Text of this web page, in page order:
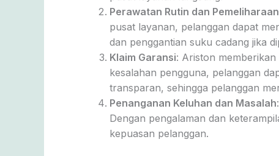
Perawatan Rutin dan Pemeliharaan
pusat layanan, pelanggan dapat
dan penggantian suku cadang jika
Klaim Garansi: Ariston
kesalahan pengguna, pelanggan
transparan, sehingga pelanggan
Penanganan Keluhan dan Masalah
Dengan pengalaman dan
kepuasan pelanggan.